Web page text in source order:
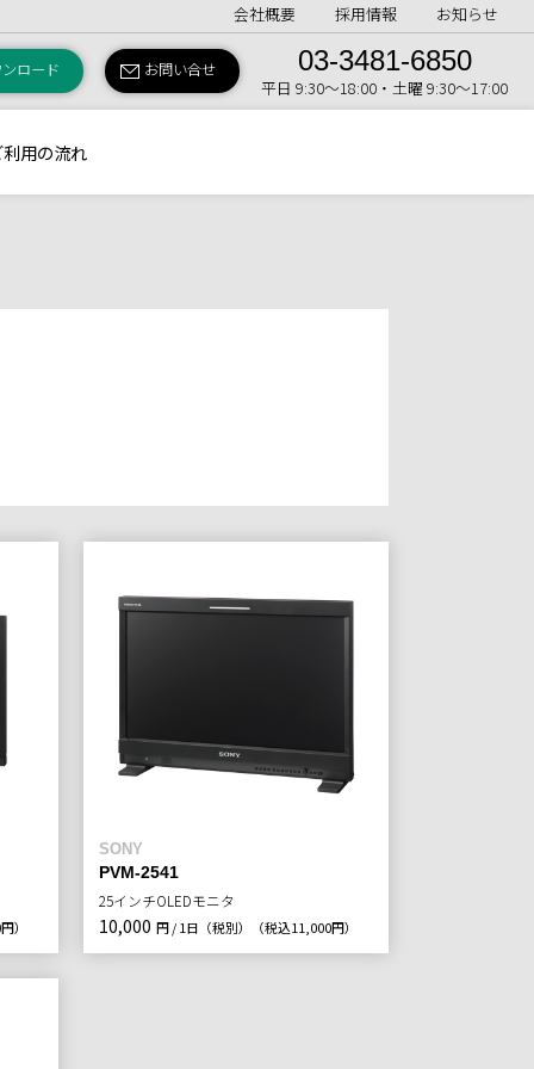
会社概要 採用情報 お知らせ
ロード お問い合せ 03-3481-6850
平日 9:30〜18:00・土曜 9:30〜17:00
利用の流れ
）
SONY
PVM-2541
25インチOLEDモニタ
10,000 円 / 1日（税別） （税込11,000円）